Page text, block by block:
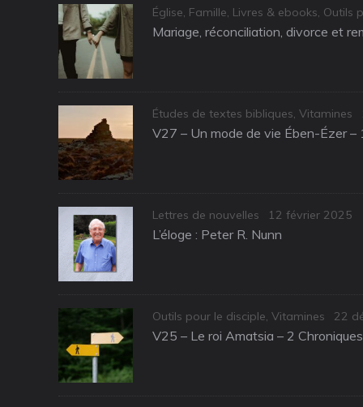
Categories
Église, Famille, Livres & ebooks, Outils
Mariage, réconciliation, divorce et
Categories
Études de textes bibliques,Vitamines
V27 – Un mode de vie Ében-Ézer –
Categories
Lettres de nouvelles
Posted
on
12 février 2025
L’éloge : Peter R. Nunn
Categories
Outils pour le disciple,Vitamines
on
22
V25 – Le roi Amatsia – 2